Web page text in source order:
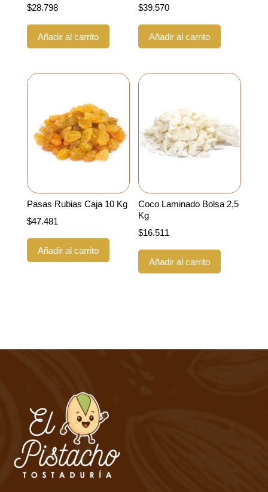
$28.798
Añadir al carrito
$39.570
Añadir al carrito
Pasas Rubias Caja 10 Kg
$47.481
Añadir al carrito
Coco Laminado Bolsa 2,5
Kg
$16.511
Añadir al carrito